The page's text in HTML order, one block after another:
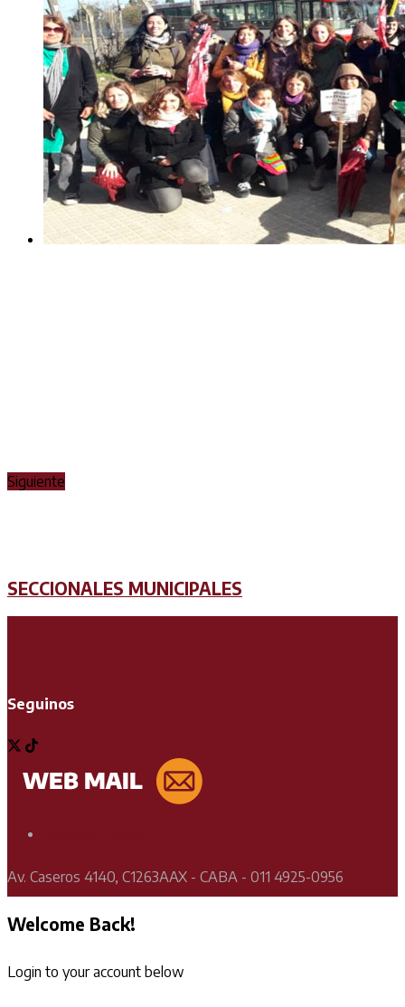
Siguiente
SECCIONALES MUNICIPALES
Seguinos
Av. Caseros 4140, C1263AAX - CABA - 011 4925-0956
Welcome Back!
Login to your account below